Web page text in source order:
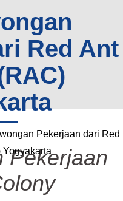
Red Ant
Pekerjaan dari Red
Pekerjaan